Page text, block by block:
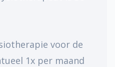
voor de
1x per maand